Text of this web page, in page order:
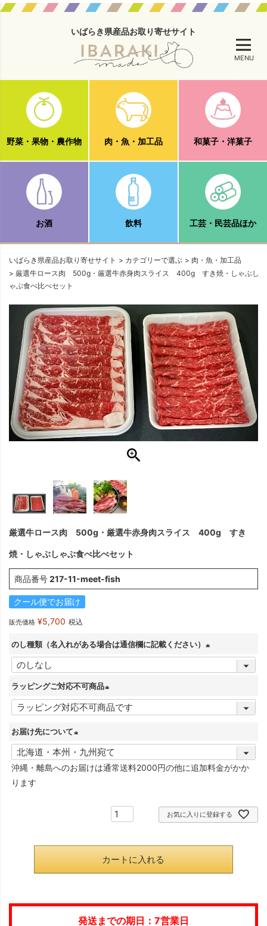
いばらき県産品お取り寄せサイト
MENU
野菜・果物・農作物 肉・魚・加工品 和菓子・洋菓子
お酒 飲料 工芸・民芸品ほか
いばらき県産品お取り寄せサイト カテゴリーで選ぶ
肉・魚・加工品
厳選牛ロース肉 500g・厳選牛赤身肉スライス 400g すき焼・しゃぶし
ゃぶ食べ比べセット
厳選牛ロース肉 500g・厳選牛赤身肉スライス 400g すき
焼・しゃぶしゃぶ食べ比べセット
商品番号217-11-meet-fish
クール便でお届け
販売価格 ¥5,700 税込
のし種類（名入れがある場合は通信欄に記載ください）
ラッピングご対応不可商品
(
)
お届け先について
(
必
沖縄・離島へのお届けは通常送料2000円の他に追加料金がかか
ります
お気に入りに登録する
カートに入れる
発送までの期日：7営業日